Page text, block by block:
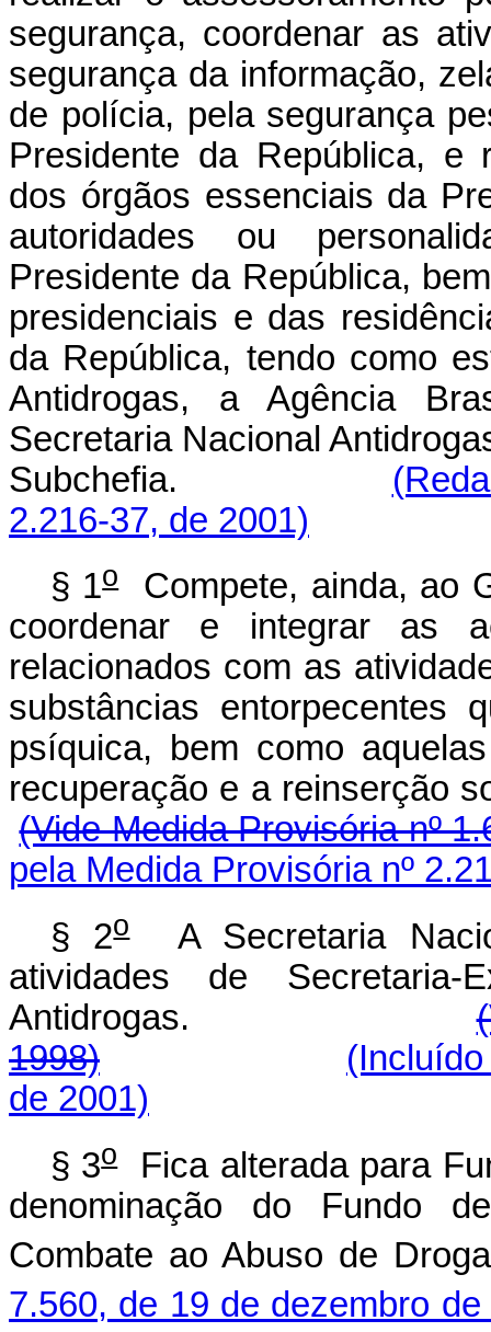
segurança, coordenar as
segurança da informação,
de polícia, pela segurança
Presidente da República, e
dos órgãos essenciais da
autoridades ou
Presidente da República,
presidenciais e das
da República, tendo como
Antidrogas, a Agência
Secretaria Nacional
Subchefia.
2.216-37, de 2001)
§ 1oCompete, ainda, ao
coordenar e integrar as
relacionados com as
substâncias entorpecentes
psíquica, bem como
recuperação e a
(Vide Medida Provisória nº
pela Medida Provisória nº
§ 2oA Secretaria
atividades de Secretaria-
Antidrogas.
1998)
de 2001)
§ 3oFica alterada para
denominação do Fundo
Combate ao Abuso de
7.560, de 19 de dezembro de